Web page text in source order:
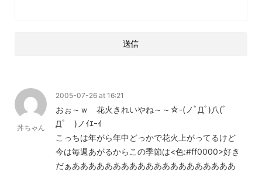
丼ちゃん
2005-07-26 at 16:21
おぉ～ｗ 花火きれいやね～～☆-(ノﾟДﾟ)八(ﾟ
Дﾟ )ノｲｴｰｲ
こっちは年がら年中どっかで花火上がってるけど
今は毎週あがるからこの季節は<色:#ff0000>好き
だぁああああああああああああああああああああ